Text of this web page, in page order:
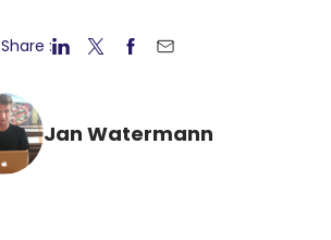
Share :
Jan Watermann